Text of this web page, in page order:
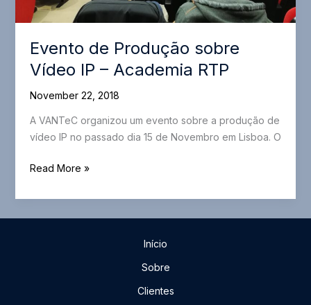
Evento de Produção sobre
Vídeo IP – Academia RTP
November 22, 2018
A VANTeC organizou um evento sobre a produção de
vídeo IP no passado dia 15 de Novembro em Lisboa. O
Evento
Produção
sobre
Read More »
Início
Sobre
Clientes